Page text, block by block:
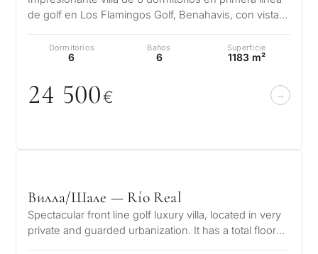
de golf en Los Flamingos Golf, Benahavis, con vistas
Dormitorios
6
Baños
6
Superficie
1183 m²
24 500€
Вилла/Шале — Río Real
Spectacular front line golf luxury villa, located in very
private and guarded urbanization. It has a total floor
CUESTIONARIO
Selección
personalizada
de
Responda a unas
preguntas y
seleccionaremos
una
en
30 minutos
Sin spam ni